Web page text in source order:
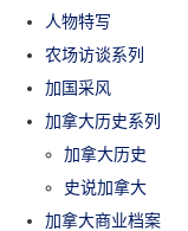
人物特写
农场访谈系列
加国采风
加拿大历史系列
加拿大历史
史说加拿大
加拿大商业档案